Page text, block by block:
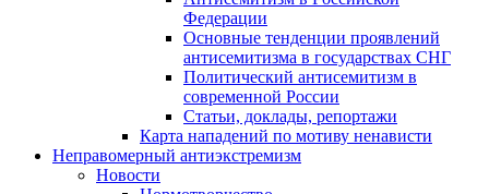
Федерации
Основные тенденции проявлений
антисемитизма в государствах СНГ
Политический антисемитизм в
современной России
Статьи, доклады, репортажи
Карта нападений по мотиву ненависти
Неправомерный антиэкстремизм
Новости